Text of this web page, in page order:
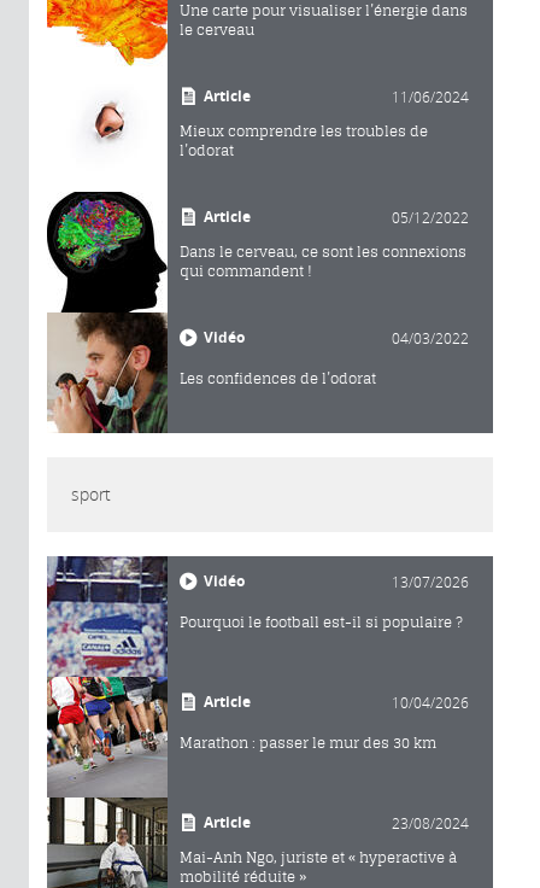
Une carte pour visualiser l’énergie dans
le cerveau
Article 11/06/2024
Mieux comprendre les troubles de
l’odorat
Article 05/12/2022
Dans le cerveau, ce sont les connexions
qui commandent !
Vidéo 04/03/2022
Les confidences de l’odorat
sport
Vidéo 13/07/2026
Pourquoi le football est-il si populaire ?
Article 10/04/2026
Marathon : passer le mur des 30 km
Article 23/08/2024
Mai-Anh Ngo, juriste et « hyperactive à
mobilité réduite »